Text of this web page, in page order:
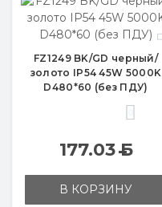
FZ1249 BK/GD черный/
золото IP54 45W 5000K
D480*60 (без ПДУ)
177.03Б
В КОРЗИНУ